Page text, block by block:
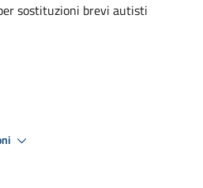
sostituzioni brevi autisti